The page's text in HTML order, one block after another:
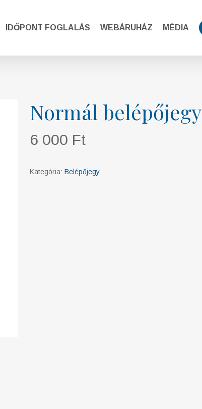
IDŐPONT FOGLALÁS WEBÁRUHÁZ MÉDIA
Normál belépőjegy
6 000 Ft
Kategória: Belépőjegy